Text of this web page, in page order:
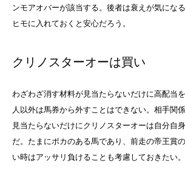
ンモアオバーが該当する。後者は衰えが気にな
ヒモに入れておくと安心だろう。
クリノスターオーは買い
わざわざ消す材料が見当たらないだけに高配当
人以外は馬券から外すことはできない。相手関
見当たらないだけにクリノスターオーは自分自
だ。たまにポカのある馬であり、前走の帝王賞
い時はアッサリ負けることも考慮しておきたい。